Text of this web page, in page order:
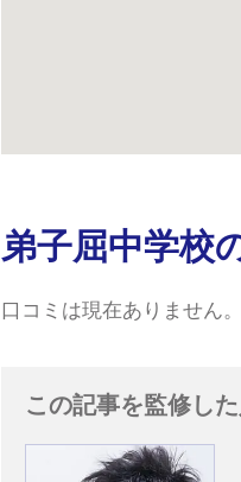
弟子屈中学校
口コミは現在ありません。
この記事を監修し